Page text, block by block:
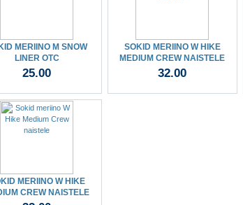
MERIINO M SNOW
LINER OTC
25.00
SOKID MERIINO W HIKE
MEDIUM CREW NAISTELE
32.00
MERIINO W HIKE
CREW NAISTELE